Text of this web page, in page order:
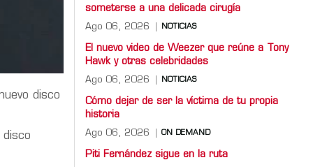
disco
someterse a una delicada cirugía
Ago 06, 2026 NOTICIAS
El nuevo video de Weezer que reúne a Tony
Hawk y otras celebridades
Ago 06, 2026 NOTICIAS
Cómo dejar de ser la víctima de tu propia
historia
Ago 06, 2026 ON DEMAND
Piti Fernández sigue en la ruta